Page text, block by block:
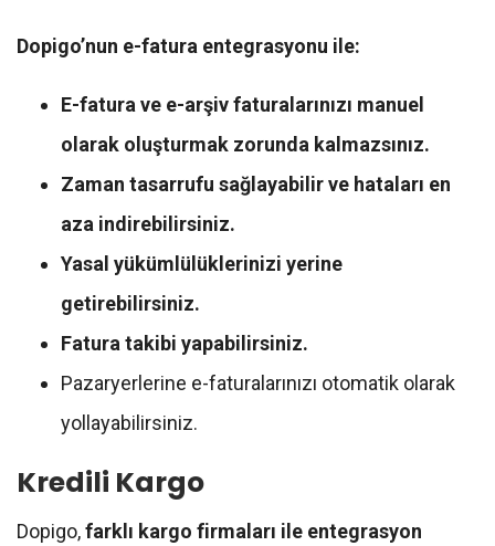
Dopigo’nun e-fatura entegrasyonu ile:
E-fatura ve e-arşiv faturalarınızı manuel
olarak oluşturmak zorunda kalmazsınız.
Zaman tasarrufu sağlayabilir ve hataları en
aza indirebilirsiniz.
Yasal yükümlülüklerinizi yerine
getirebilirsiniz.
Fatura takibi yapabilirsiniz.
Pazaryerlerine e-faturalarınızı otomatik olarak
yollayabilirsiniz.
Kredili Kargo
Dopigo,farklı kargo firmaları ile entegrasyon